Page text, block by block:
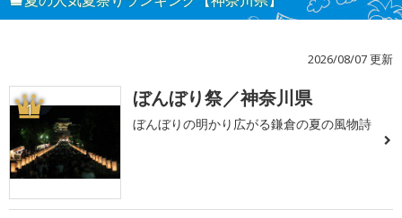
2026/08/07 更新
1 ぼんぼり祭／神奈川県
ぼんぼりの明かり広がる鎌倉の夏の風物詩